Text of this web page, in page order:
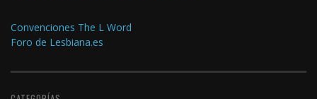
Convenciones The L Word
Foro de Lesbiana.es